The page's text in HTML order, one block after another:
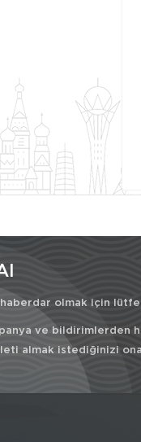
olmak için
ve bildirimlerden
almak istediğinizi